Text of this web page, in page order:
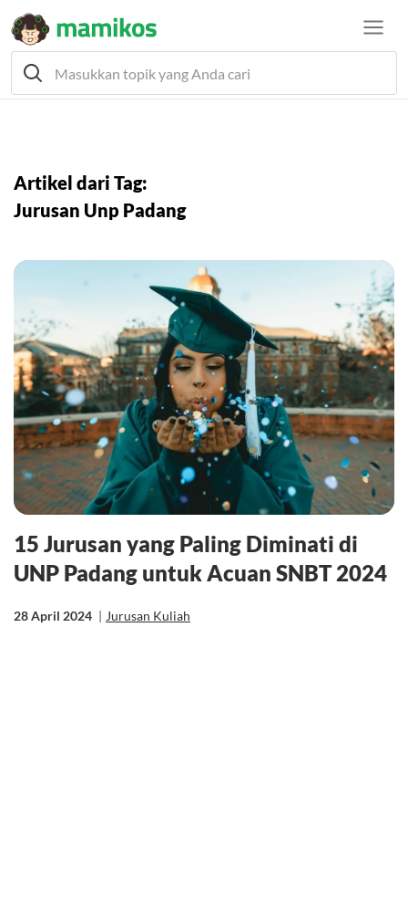
Artikel dari Tag:
Jurusan Unp Padang
15 Jurusan yang Paling Diminati di
UNP Padang untuk Acuan SNBT 2024
28 April 2024 | Jurusan Kuliah